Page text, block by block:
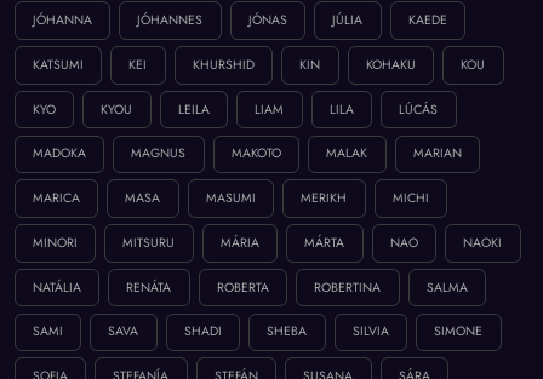
JÓHANNA JÓHANNES JÓNAS JÚLIA KAEDE
KATSUMI KEI KHURSHID KIN KOHAKU KOU
KYO KYOU LEILA LIAM LILA LÚCÁS
MADOKA MAGNUS MAKOTO MALAK MARIAN
MARICA MASA MASUMI MERIKH MICHI
MINORI MITSURU MÁRIA MÁRTA NAO NAOKI
NATÁLIA RENÁTA ROBERTA ROBERTINA SALMA
SAMI SAVA SHADI SHEBA SILVIA SIMONE